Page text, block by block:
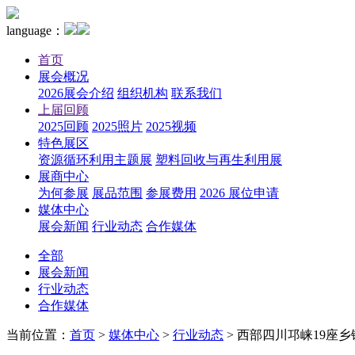
language：
首页
展会概况
2026展会介绍 组织机构 联系我们
上届回顾
2025回顾 2025照片 2025视频
特色展区
资源循环利用主题展 塑料回收与再生利用展
展商中心
为何参展 展品范围 参展费用 2026 展位申请
媒体中心
展会新闻 行业动态 合作媒体
全部
展会新闻
行业动态
合作媒体
当前位置： 首页 > 媒体中心 > 行业动态 > 西部四川邛崃19座乡